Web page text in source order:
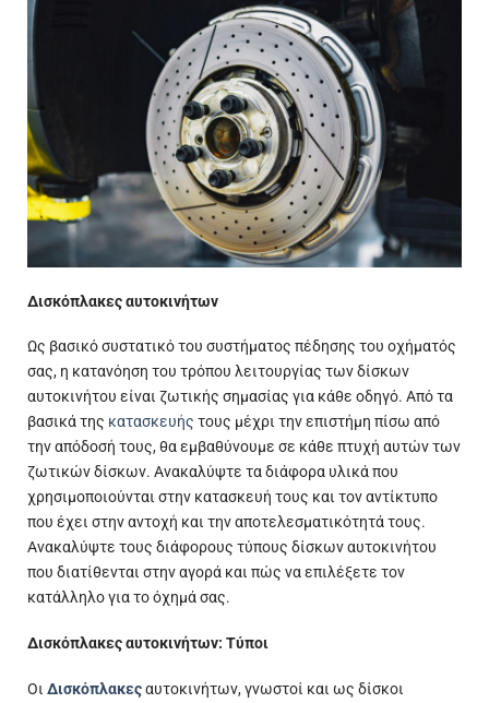
Δισκόπλακες αυτοκινήτων
Ως βασικό συστατικό του συστήματος πέδησης του οχήματός
σας, η κατανόηση του τρόπου λειτουργίας των δίσκων
αυτοκινήτου είναι ζωτικής σημασίας για κάθε οδηγό. Από τα
βασικά της κατασκευής τους μέχρι την επιστήμη πίσω από
την απόδοσή τους, θα εμβαθύνουμε σε κάθε πτυχή αυτών των
ζωτικών δίσκων. Ανακαλύψτε τα διάφορα υλικά που
χρησιμοποιούνται στην κατασκευή τους και τον αντίκτυπο
που έχει στην αντοχή και την αποτελεσματικότητά τους.
Ανακαλύψτε τους διάφορους τύπους δίσκων αυτοκινήτου
που διατίθενται στην αγορά και πώς να επιλέξετε τον
κατάλληλο για το όχημά σας.
Δισκόπλακες αυτοκινήτων: Τύποι
Οι Δισκόπλακεςαυτοκινήτων, γνωστοί και ως δίσκοι